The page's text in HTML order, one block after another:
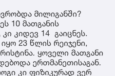
მილიგანში?
10 მათგანის
კიდევ 14 გაიცნეს.
23 წლის რეიჯენი,
ყოველი მათგანი
ერთმანეთისაგან.
კი ფიზიკურად ვერ